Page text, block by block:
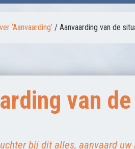
‘Aanvaarding’ / Aanvaarding van de
van
bij dit alles, aanvaard